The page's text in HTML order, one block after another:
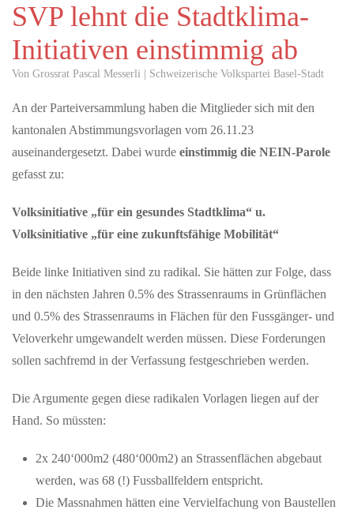
Zivilgesellschaft haben heute gemeinsam ihre Unterstützung für
Fussballnacht in Schaffhausen
Atmosphäre beim offiziellen Public Viewing im Munotsaal der
FCS Arena.Freue dich auf…
Willkommen auf der neuen FCS-Homepage
Der FC Schaffhausen freut sich, seine neue Homepage
selbstverständlich in…
After-Work-Event in Schloss Bonndorf mit Kunst und
Waldshut-Tiengen — Formenreich wie im Rokoko und
futuristisch wie aus einem Science-Fiction-Film sind die Arbeiten
MAI 22, 2026
Auszeichnung für digitale Demokratie-Innovation
SVP lehnt die Stadtklima-
Initiativen einstimmig ab
Von Grossrat Pascal Messerli | Schweizerische Volkspartei Basel-Stadt
An der Parteiversammlung haben die Mitglieder sich mit den
kantonalen Abstimmungsvorlagen vom 26.11.23
auseinandergesetzt. Dabei wurde einstimmig die NEIN-Parole
gefasst zu:
Volksinitiative „für ein gesundes Stadtklima“ u.
Volksinitiative „für eine zukunftsfähige Mobilität“
Beide linke Initiativen sind zu radikal. Sie hätten zur Folge, dass
in den nächsten Jahren 0.5% des Strassenraums in Grünflächen
und 0.5% des Strassenraums in Flächen für den Fussgänger- und
Veloverkehr umgewandelt werden müssen. Diese Forderungen
sollen sachfremd in der Verfassung festgeschrieben werden.
Die Argumente gegen diese radikalen Vorlagen liegen auf der
Hand. So müssten:
2x 240‘000m2 (480‘000m2) an Strassenflächen abgebaut
werden, was 68 (!) Fussballfeldern entspricht.
Die Massnahmen hätten eine Vervielfachung von Baustellen